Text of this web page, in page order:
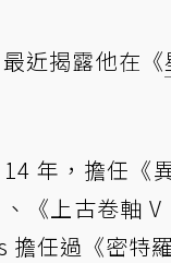
近揭露他在《
年，擔任《
《上古卷軸
任過《密特